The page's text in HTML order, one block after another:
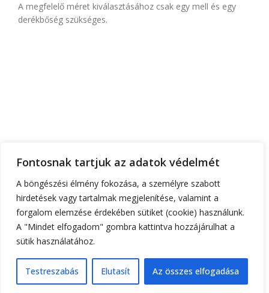
Fontosnak tartjuk az adatok védelmét
A böngészési élmény fokozása, a személyre szabott
hirdetések vagy tartalmak megjelenítése, valamint a
forgalom elemzése érdekében sütiket (cookie) használunk.
A "Mindet elfogadom" gombra kattintva hozzájárulhat a
sütik használatához.
Testreszabás Elutasít Az összes elfogadása
A megfelelő méret kiválasztásához csak egy mell és egy
derékbőség szükséges.
FŐOLDAL RÓLUNK TEMATIKA FONTOS INFÓK RUHATERVEZŐ
ÁRAKKAPCSOLAT
+36 30 555 6 444
gorzoheni@gmail.com
1182 Budapest, Kézdivásárhely utca 24.a